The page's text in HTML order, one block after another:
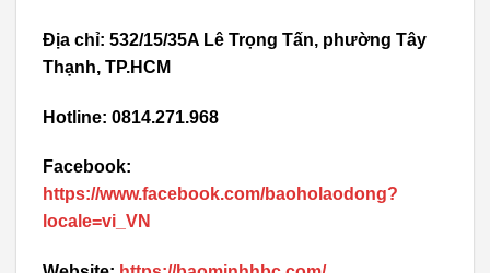
Địa chỉ: 532/15/35A Lê Trọng Tấn, phường Tây
Thạnh, TP.HCM
Hotline: 0814.271.968
Facebook:
https://www.facebook.com/baoholaodong?
locale=vi_VN